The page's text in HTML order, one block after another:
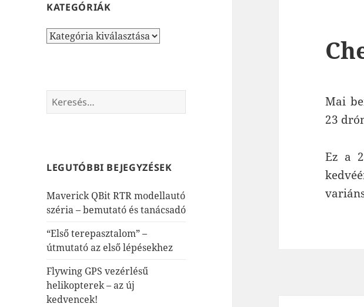
KATEGÓRIÁK
Kategóriák
Keresés:
LEGUTÓBBI BEJEGYZÉSEK
Maverick QBit RTR modellautó
széria – bemutató és tanácsadó
“Első terepasztalom” –
útmutató az első lépésekhez
Flywing GPS vezérlésű
helikopterek – az új
kedvencek!
Mai
23
Ez a